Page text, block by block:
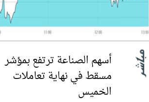
أسهم الصناعة ترتفع بمؤشر
مسقط في نهاية تعاملات
الخميس